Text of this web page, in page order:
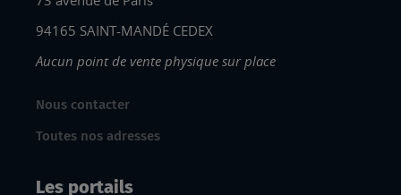
94165 SAINT-MANDÉ CEDEX
Aucun point de vente physique sur place
Nous contacter
Toutes nos adresses
Les portails